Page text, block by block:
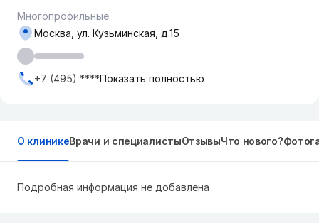
Многопрофильные
Москва, ул. ​Кузьминская, д.15
+7 (495) ****Показать полностью
О клиникеВрачи и специалистыОтзывыЧто нового?
Подробная информация не добавлена